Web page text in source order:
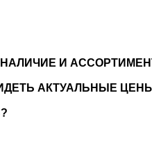
И АССОРТИМЕНТ
АКТУАЛЬНЫЕ